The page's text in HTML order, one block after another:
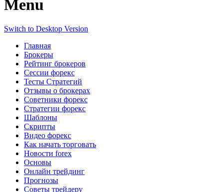
Menu
Switch to Desktop Version
Главная
Брокеры
Рейтинг брокеров
Сессии форекс
Тесты Стратегий
Отзывы о брокерах
Советники форекс
Стратегии форекс
Шаблоны
Скрипты
Видео форекс
Как начать торговать
Новости forex
Основы
Онлайн трейдинг
Прогнозы
Советы трейдеру